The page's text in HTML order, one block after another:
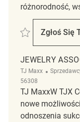
różnorodność,
ZapisaćZgłoś Się
JEWELRY
TJ Maxx Kategoria
56308
TJ MaxxW TJX
nowe
odnoszenia